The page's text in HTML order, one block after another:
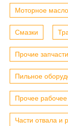
Моторное масло
Смазки
Прочие запчасти
Пильное
Прочее
Части отвала и